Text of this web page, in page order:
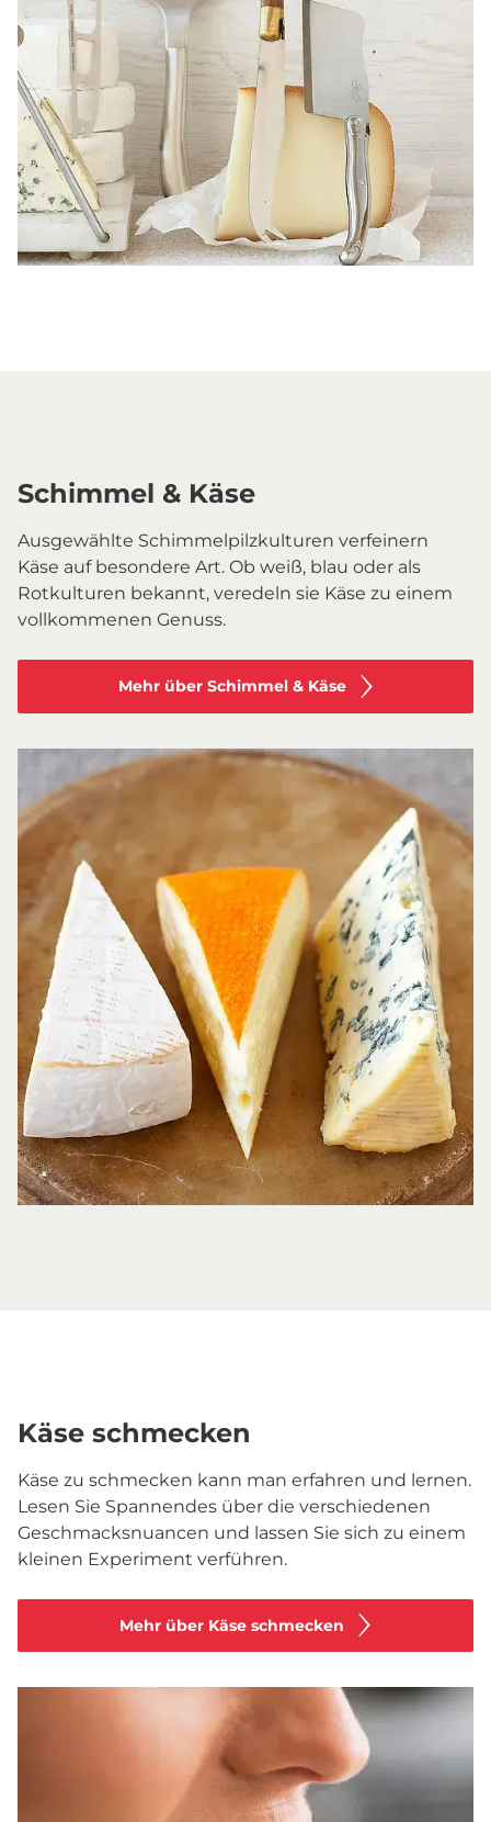
Schimmel & Käse
Ausgewählte Schimmelpilzkulturen verfeinern
Käse auf besondere Art. Ob weiß, blau oder als
Rotkulturen bekannt, veredeln sie Käse zu einem
vollkommenen Genuss.
Mehr über Schimmel & Käse
Käse schmecken
Käse zu schmecken kann man erfahren und lernen.
Lesen Sie Spannendes über die verschiedenen
Geschmacksnuancen und lassen Sie sich zu einem
kleinen Experiment verführen.
Mehr über Käse schmecken